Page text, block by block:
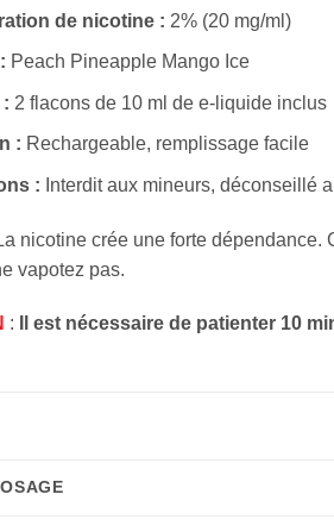
de nicotine : 2% (20 mg/ml)
Peach Pineapple Mango Ice
2 flacons de 10 ml de e-liquide inclus
: Rechargeable, remplissage facile
: Interdit aux mineurs, déconseillé
nicotine crée une forte
vapotez pas.
: Il est nécessaire de patienter 10